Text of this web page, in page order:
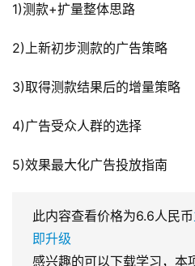
1)测款+扩量整体思路
2)上新初步测款的广告策略
3)取得测款结果后的增量策略
4)广告受众人群的选择
5)效果最大化广告投放指南
此内容查看价格为6.6人民币
即升级
感兴趣的可以下载学习，本